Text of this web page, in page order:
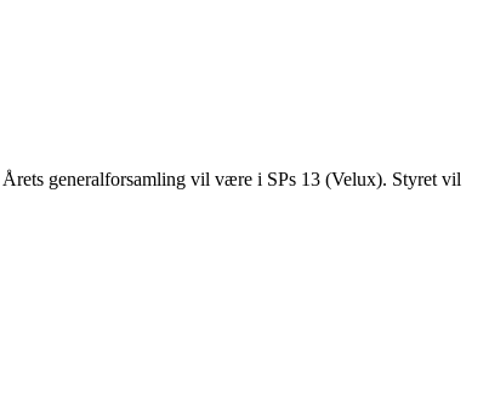
generalforsamling vil være i SPs 13 (Velux). Styret vil